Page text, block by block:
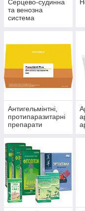
Серцево-судинна
та венозна
система
Антигельмінтні,
протипаразитарні
препарати